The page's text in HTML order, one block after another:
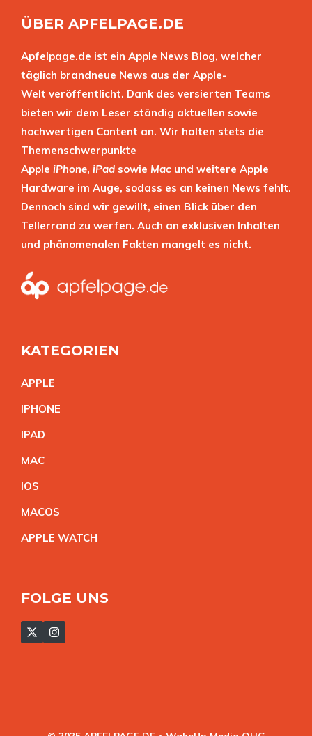
ÜBER APFELPAGE.DE
Apfelpage.de ist ein Apple News Blog, welcher
täglich brandneue News aus der Apple-
Welt veröffentlicht. Dank des versierten Teams
bieten wir dem Leser ständig aktuellen sowie
hochwertigen Content an. Wir halten stets die
Themenschwerpunkte
Apple iPhone, iPad sowie Mac und weitere Apple
Hardware im Auge, sodass es an keinen News fehlt.
Dennoch sind wir gewillt, einen Blick über den
Tellerrand zu werfen. Auch an exklusiven Inhalten
und phänomenalen Fakten mangelt es nicht.
KATEGORIEN
APPLE
IPHONE
IPAD
MAC
IOS
MACOS
APPLE WATCH
FOLGE UNS